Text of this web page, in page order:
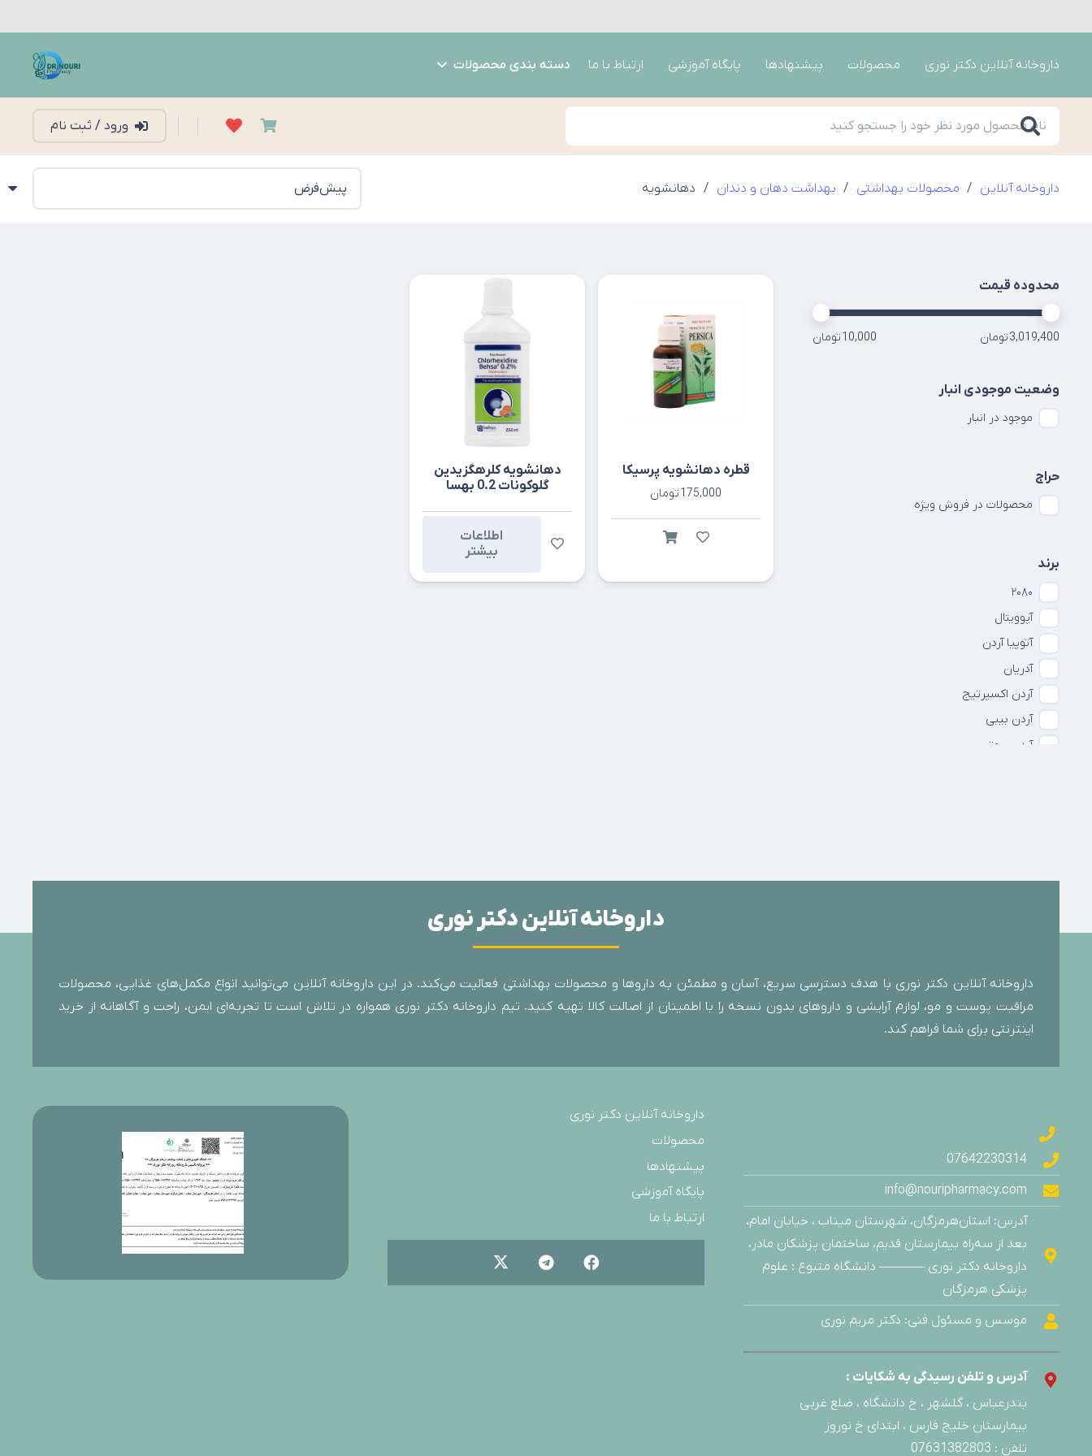
داروخانه آنلاین دکتر نوری محصولات پیشنهادها پایگاه آموزشی ارتباط با ما دسته بندی محصولات
ورود / ثبت نام
داروخانه آنلاین / محصولات بهداشتی / بهداشت دهان و دندان / دهانشویه
محدوده قیمت
10,000 تومان 3,019,400 تومان
وضعیت موجودی انبار
موجود در انبار
حراج
محصولات در فروش ویژه
برند
۲۰۸۰
آپوويتال
آتوپیا آردن
آدریان
آردن اکسپرتیج
آردن بیبی
آردن بیوتی
ابیان فارمد
اپادرم
اسکن اسکین
اسوه
اکتی درم لیبرتی
اکسپرتیج آردن
اگزودرم درماسیف
ام اس ای
امی ویتال
او پی دی فارما
اورال بی
اویدرم
ایران
ایران ناژو
قطره دهانشویه پرسیکا
175,000تومان
دهانشویه کلرهگزیدین
گلوکونات 0.2 بهسا
اطلاعات
بیشتر
داروخانه آنلاین دکتر نوری
داروخانه آنلاین دکتر نوری با هدف دسترسی سریع، آسان و مطمئن به داروها و محصولات بهداشتی فعالیت می‌کند. در این داروخانه آنلاین می‌توانید انواع مکمل‌های غذایی، محصولات
مراقبت پوست و مو، لوازم آرایشی و داروهای بدون نسخه را با اطمینان از اصالت کالا تهیه کنید. تیم داروخانه دکتر نوری همواره در تلاش است تا تجربه‌ای ایمن، راحت و آگاهانه از خرید
اینترنتی برای شما فراهم کند.
07642230314
info@nouripharmacy.com
آدرس: استان‌هرمزگان، شهرستان میناب ، خیابان امام،
بعد از سه‌راه بیمارستان قدیم، ساختمان پزشکان مادر،
داروخانه دکتر نوری ———– دانشگاه متبوع : علوم
پزشکی هرمزگان
موسس و مسئول فنی: دکتر مریم نوری
آدرس و تلفن رسیدگی به شکایات :
بندرعباس ، گلشهر ، خ دانشگاه ، ضلع غربی
بیمارستان خلیج فارس ، ابتدای خ نوروز
تلفن : 07631382803
داروخانه آنلاین دکتر نوری
محصولات
پیشنهادها
پایگاه آموزشی
ارتباط با ما